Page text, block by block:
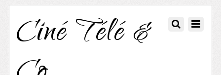
Ciné Télé &